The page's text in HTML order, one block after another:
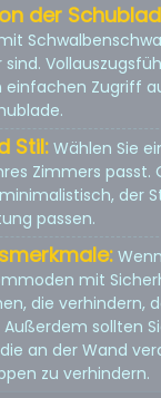
der
sind.
einfachen Zugriff
Stil: Wählen Sie
Zimmers passt.
der
passen.
mit
die verhindern,
sollten
an der Wand
zu verhindern.